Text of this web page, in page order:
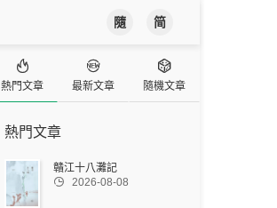
隨 简

熱門文章

最新文章

隨機文章
熱門文章
贛江十八灘記
 2026-08-08